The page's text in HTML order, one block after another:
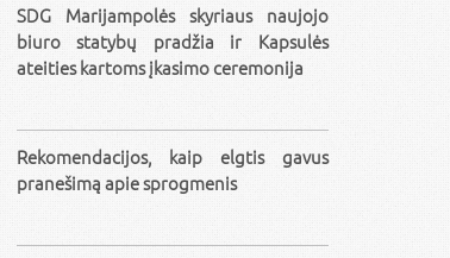
SDG Marijampolės skyriaus naujojo
biuro statybų pradžia ir Kapsulės
ateities kartoms įkasimo ceremonija
Rekomendacijos, kaip elgtis gavus
pranešimą apie sprogmenis